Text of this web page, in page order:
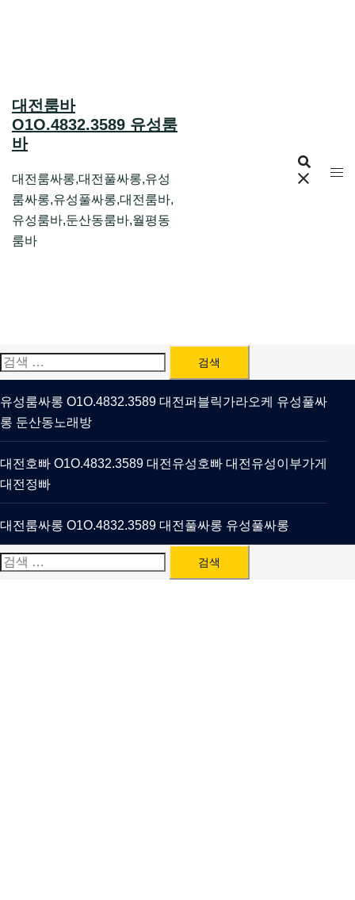
대전룸바
O1O.4832.3589 유성룸
바
대전룸싸롱,대전풀싸롱,유성
룸싸롱,유성풀싸롱,대전룸바,
유성룸바,둔산동룸바,월평동
룸바
검
색:
유성룸싸롱 O1O.4832.3589 대전퍼블릭가라오케 유성풀싸
롱 둔산동노래방
대전호빠 O1O.4832.3589 대전유성호빠 대전유성이부가게
대전정빠
대전룸싸롱 O1O.4832.3589 대전풀싸롱 유성풀싸롱
검